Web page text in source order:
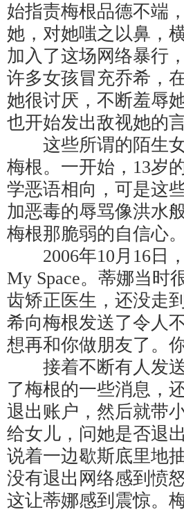
始指责梅根品德不端
她，对她嗤之以鼻，
加入了这场网络暴行
许多女孩冒充乔希，
她很讨厌，不断羞辱
也开始发出敌视她的言
这些所谓的陌生女
梅根。一开始，13岁
学恶语相向，可是这
加恶毒的辱骂像洪水
梅根那脆弱的自信心。
2006年10月16日，
My Space。蒂娜当时
齿矫正医生，还没走
希向梅根发送了令人
想再和你做朋友了。
接着不断有人发送
了梅根的一些消息，
退出账户，然后就带
给女儿，问她是否退
说着一边歇斯底里地
没有退出网络感到愤
这让蒂娜感到震惊。